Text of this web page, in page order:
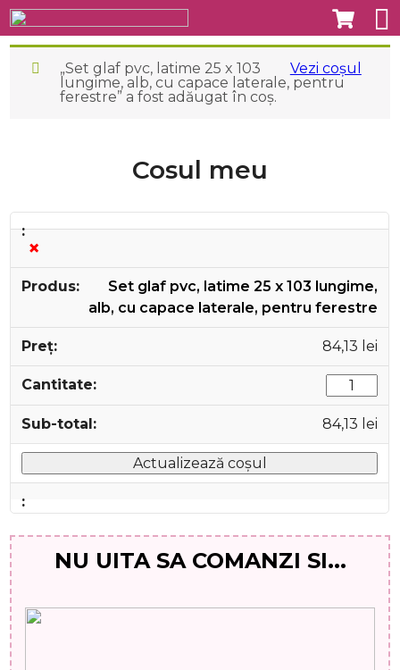
Vezi coșul
„Set glaf pvc, latime 25 x 103
lungime, alb, cu capace laterale, pentru
ferestre” a fost adăugat în coș.
Cosul meu
×
Set glaf pvc, latime 25 x 103 lungime,
alb, cu capace laterale, pentru ferestre
84,13 lei
Cantitate
84,13 lei
Actualizează coșul
NU UITA SA COMANZI SI...